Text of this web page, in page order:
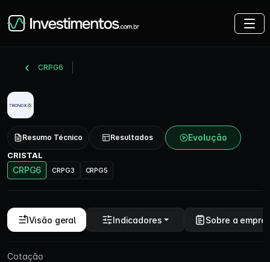
CRPG6
Resumo Técnico Resultados Evolução
CRISTAL
CRPG6 CRPG3 CRPG5
Visão geral Indicadores Sobre a
Cotação